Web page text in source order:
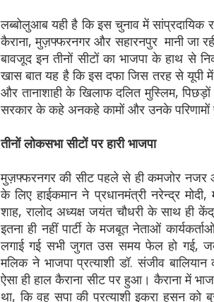
लब्बोलुआब यही है कि इस चुनाव में सांप्रदायिक
कैराना, मुज़फ्फरनगर और सहारनपुर मानी जा
बावजूद इन तीनों सीटों का भाजपा के हाथ से
खास बात यह है कि इस दफा जिस तरह से यूपी में
और तानाशाही के खिलाफ दलित मुस्लिम,
सरकार के कहे अनकहे कामों और उनके परिणामों
तीनों लोकसभा सीटों पर हारी भाजपा
मुज़फ्फरनगर की सीट पहले से ही कमजोर नजर
के लिए हाईकमान ने प्रधानमंत्री नरेन्द्र
शाह, रालोद अध्यक्ष जयंत चौधरी के साथ ही
इतना ही नहीं पार्टी के मजबूत नेताओं
लगाई गई सभी जुगत उस समय फेल हो गई, जब
मलिक ने भाजपा प्रत्याशी डॉ. संजीव
ऐसा ही हाल कैराना सीट पर हुआ। कैराना में
था, कि वह सपा की प्रत्याशी इकरा हसन